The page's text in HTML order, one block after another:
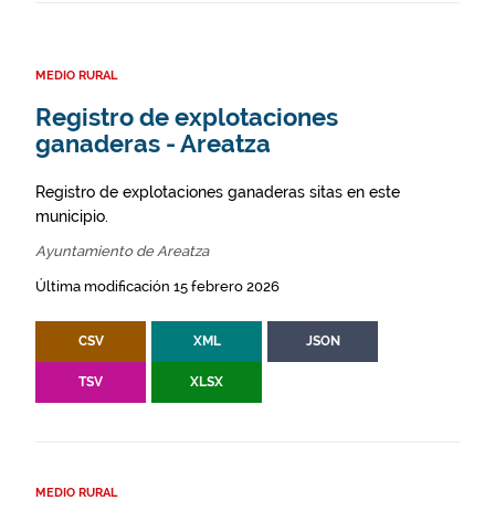
MEDIO RURAL
Registro de explotaciones
ganaderas - Areatza
Registro de explotaciones ganaderas sitas en este
municipio.
Ayuntamiento de Areatza
Última modificación 15 febrero 2026
CSV XML JSON
TSV XLSX
MEDIO RURAL